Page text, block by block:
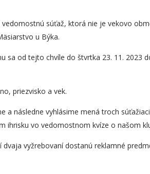
vedomostnú súťaž, ktorá nie je vekovo
u Býka.
sa od tejto chvíle do štvrtka 23. 11. 2023
priezvisko a vek.
a následne vyhlásime mená troch
ihrisku vo vedomostnom kvíze o našom
dvaja vyžrebovaní dostanú reklamné